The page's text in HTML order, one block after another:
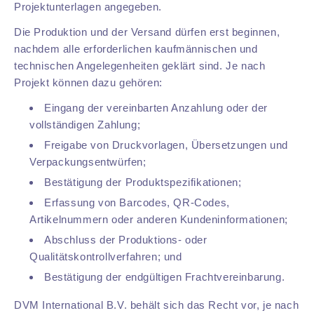
Projektunterlagen angegeben.
Die Produktion und der Versand dürfen erst beginnen,
nachdem alle erforderlichen kaufmännischen und
technischen Angelegenheiten geklärt sind. Je nach
Projekt können dazu gehören:
Eingang der vereinbarten Anzahlung oder der
vollständigen Zahlung;
Freigabe von Druckvorlagen, Übersetzungen und
Verpackungsentwürfen;
Bestätigung der Produktspezifikationen;
Erfassung von Barcodes, QR-Codes,
Artikelnummern oder anderen Kundeninformationen;
Abschluss der Produktions- oder
Qualitätskontrollverfahren; und
Bestätigung der endgültigen Frachtvereinbarung.
DVM International B.V. behält sich das Recht vor, je nach